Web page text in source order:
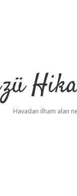
Havadan ilham alan